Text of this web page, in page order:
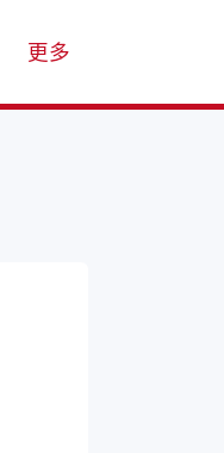
更多